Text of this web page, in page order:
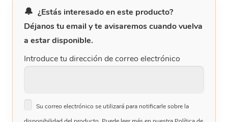
¿Estás interesado en este producto?
Déjanos tu email y te avisaremos cuando vuelva
a estar disponible.
Introduce tu dirección de correo electrónico
Su correo electrónico se utilizará para notificarle sobre la